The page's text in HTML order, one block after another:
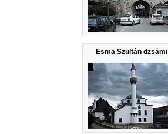
Esma Szultán dzsámi